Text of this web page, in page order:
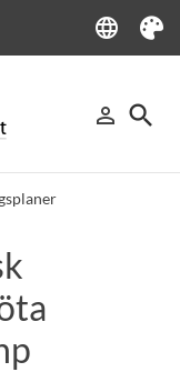
language
Language
Tema
person_outline
Logga in
search
Sök